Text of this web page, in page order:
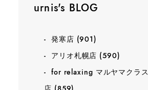
urnis's BLOG
発寒店 (901)
アリオ札幌店 (590)
for relaxing マルヤマクラス